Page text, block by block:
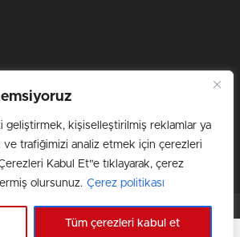
geliştirmek, kişiselleştirilmiş reklamlar ya
trafiğimizi analiz etmek için çerezleri
Kabul Et"e tıklayarak, çerez
olursunuz. Çerez politikası
Tüm çerezleri kabul et